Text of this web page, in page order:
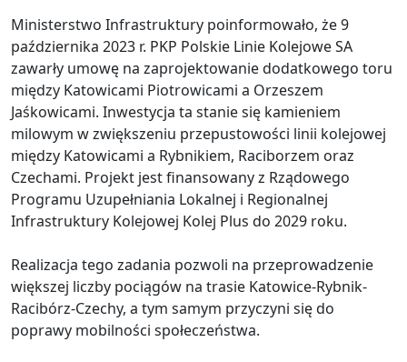
Ministerstwo Infrastruktury poinformowało, że 9
października 2023 r. PKP Polskie Linie Kolejowe SA
zawarły umowę na zaprojektowanie dodatkowego toru
między Katowicami Piotrowicami a Orzeszem
Jaśkowicami. Inwestycja ta stanie się kamieniem
milowym w zwiększeniu przepustowości linii kolejowej
między Katowicami a Rybnikiem, Raciborzem oraz
Czechami. Projekt jest finansowany z Rządowego
Programu Uzupełniania Lokalnej i Regionalnej
Infrastruktury Kolejowej Kolej Plus do 2029 roku.
Realizacja tego zadania pozwoli na przeprowadzenie
większej liczby pociągów na trasie Katowice-Rybnik-
Racibórz-Czechy, a tym samym przyczyni się do
poprawy mobilności społeczeństwa.